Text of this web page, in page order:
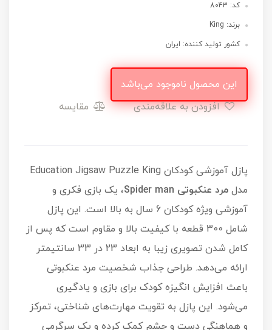
کد: 8043
برند: King
کشور تولید کننده: ایران
این محصول ناموجود می‌باشد
افزودن به علاقه‌مندی
مقایسه
پازل آموزشی کودکان Education Jigsaw Puzzle King
مدل مرد عنکبوتی Spider man
، یک بازی فکری و
آموزشی ویژه کودکان 6 سال به بالا است. این پازل
شامل 300 قطعه با کیفیت بالا و مقاوم است که پس از
کامل شدن تصویری زیبا به ابعاد 23 در 33 سانتیمتر
ارائه می‌دهد. طراحی جذاب شخصیت مرد عنکبوتی
باعث افزایش انگیزه کودک برای بازی و یادگیری
می‌شود. این پازل به تقویت مهارت‌های شناختی، تمرکز
و هماهنگی دست و چشم کمک کرده و یک سرگرمی